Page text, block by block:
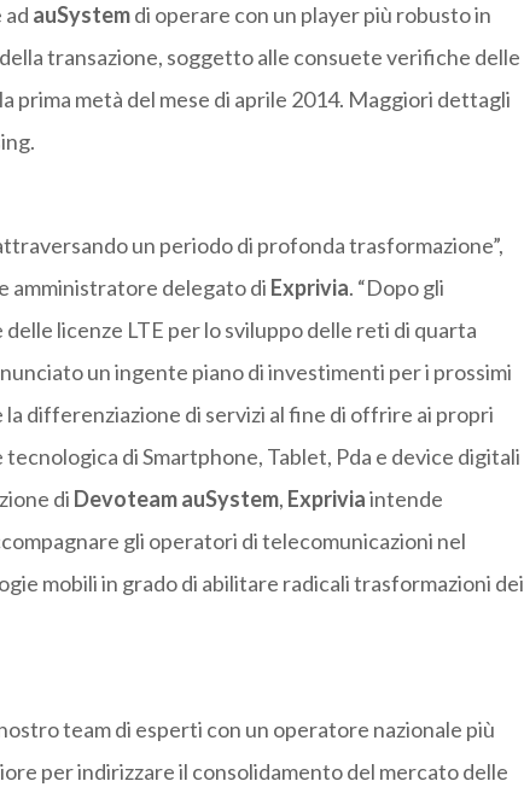
auSystemdi operare con un player più robusto in
transazione, soggetto alle consuete verifiche delle
metà del mese di aprile 2014. Maggiori dettagli
un periodo di profonda trasformazione”,
amministratore delegato di Exprivia. “Dopo gli
licenze LTE per lo sviluppo delle reti di quarta
un ingente piano di investimenti per i prossimi
differenziazione di servizi al fine di offrire ai propri
di Smartphone, Tablet, Pda e device digitali
di Devoteam auSystem, Expriviaintende
gli operatori di telecomunicazioni nel
mobili in grado di abilitare radicali trasformazioni dei
team di esperti con un operatore nazionale più
per indirizzare il consolidamento del mercato delle